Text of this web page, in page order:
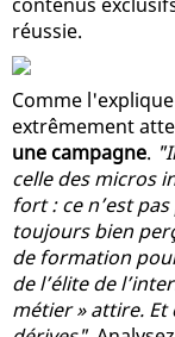
réussie.
Comme
extrêmement
une campagne.
celle des micros
fort : ce n’est
toujours bien
de formation
de l’élite de
métier » attire.